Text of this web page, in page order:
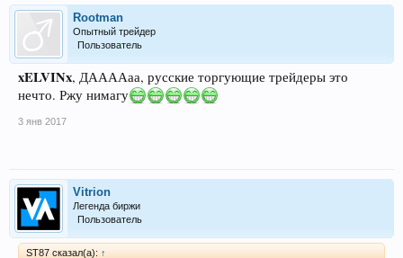
Rootman
Опытный трейдер
Пользователь
xELVINx, ДААААаа, русские торгующие трейдеры это
нечто. Ржу нимагу
3 янв 2017
Vitrion
Легенда биржи
Пользователь
ST87 сказал(а): ↑